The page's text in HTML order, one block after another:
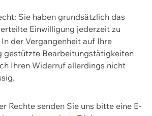
Sie haben grundsätzlich das
Einwilligung jederzeit zu
der Vergangenheit auf Ihre
gestützte Bearbeitungstätigkeiten
Ihren Widerruf allerdings nicht
Rechte senden Sie uns bitte eine E-